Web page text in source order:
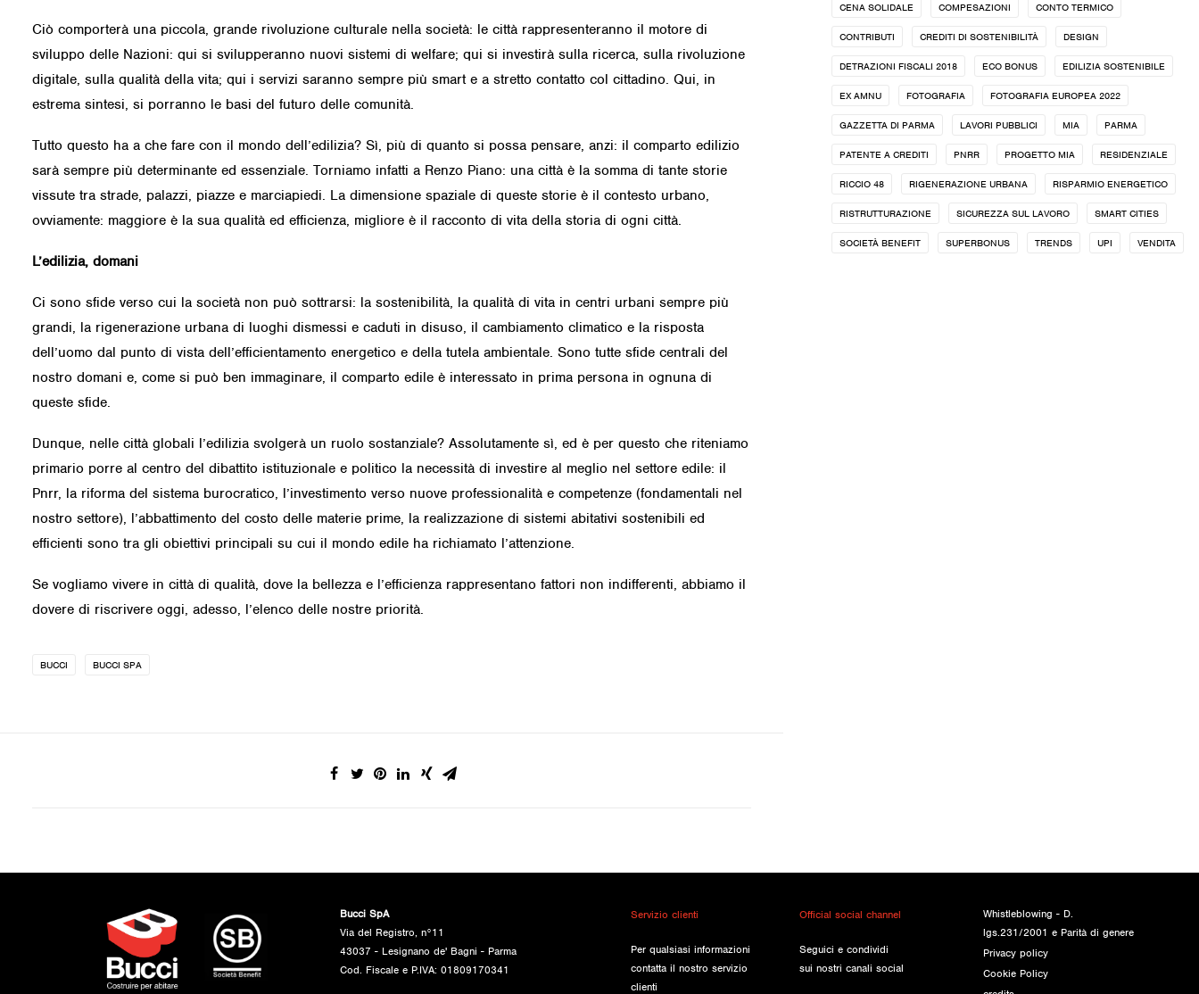
Ciò comporterà una piccola, grande rivoluzione culturale nella società: le città rappresenteranno il motore di
sviluppo delle Nazioni: qui si svilupperanno nuovi sistemi di welfare; qui si investirà sulla ricerca, sulla rivoluzione
digitale, sulla qualità della vita; qui i servizi saranno sempre più smart e a stretto contatto col cittadino. Qui, in
estrema sintesi, si porranno le basi del futuro delle comunità.
Tutto questo ha a che fare con il mondo dell’edilizia? Sì, più di quanto si possa pensare, anzi: il comparto edilizio
sarà sempre più determinante ed essenziale. Torniamo infatti a Renzo Piano: una città è la somma di tante storie
vissute tra strade, palazzi, piazze e marciapiedi. La dimensione spaziale di queste storie è il contesto urbano,
ovviamente: maggiore è la sua qualità ed efficienza, migliore è il racconto di vita della storia di ogni città.
L’edilizia, domani
Ci sono sfide verso cui la società non può sottrarsi: la sostenibilità, la qualità di vita in centri urbani sempre più
grandi, la rigenerazione urbana di luoghi dismessi e caduti in disuso, il cambiamento climatico e la risposta
dell’uomo dal punto di vista dell’efficientamento energetico e della tutela ambientale. Sono tutte sfide centrali del
nostro domani e, come si può ben immaginare, il comparto edile è interessato in prima persona in ognuna di
queste sfide.
Dunque, nelle città globali l’edilizia svolgerà un ruolo sostanziale? Assolutamente sì, ed è per questo che riteniamo
primario porre al centro del dibattito istituzionale e politico la necessità di investire al meglio nel settore edile: il
Pnrr, la riforma del sistema burocratico, l’investimento verso nuove professionalità e competenze (fondamentali nel
nostro settore), l’abbattimento del costo delle materie prime, la realizzazione di sistemi abitativi sostenibili ed
efficienti sono tra gli obiettivi principali su cui il mondo edile ha richiamato l’attenzione.
Se vogliamo vivere in città di qualità, dove la bellezza e l’efficienza rappresentano fattori non indifferenti, abbiamo il
dovere di riscrivere oggi, adesso, l’elenco delle nostre priorità.
BUCCI BUCCI SPA
CENA SOLIDALE COMPESAZIONI CONTO TERMICO
CONTRIBUTI CREDITI DI SOSTENIBILITÀ DESIGN
DETRAZIONI FISCALI 2018 ECO BONUS EDILIZIA SOSTENIBILE
EX AMNU FOTOGRAFIA FOTOGRAFIA EUROPEA 2022
GAZZETTA DI PARMA LAVORI PUBBLICI MIA PARMA
PATENTE A CREDITI PNRR PROGETTO MIA RESIDENZIALE
RICCIO 48 RIGENERAZIONE URBANA RISPARMIO ENERGETICO
RISTRUTTURAZIONE SICUREZZA SUL LAVORO SMART CITIES
SOCIETÀ BENEFIT SUPERBONUS TRENDS UPI VENDITA
Bucci SpA
Via del Registro, n°11
43037 - Lesignano de' Bagni - Parma
Cod. Fiscale e P.IVA: 01809170341
Servizio clienti
Per qualsiasi informazioni
contatta il nostro servizio
clienti
Official social channel
Seguici e condividi
sui nostri canali social
Whistleblowing - D.
lgs.231/2001 e Parità di genere
Privacy policy
Cookie Policy